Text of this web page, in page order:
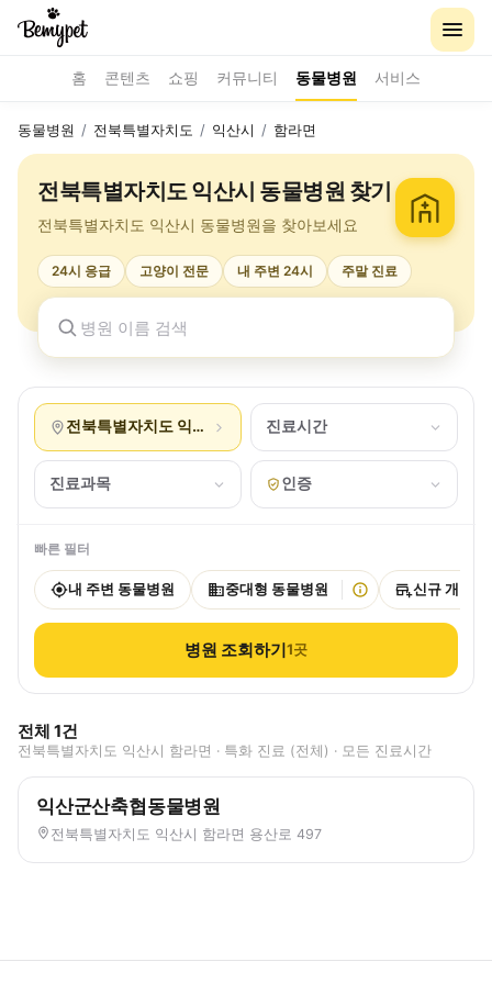
홈 콘텐츠 쇼핑 커뮤니티 동물병원 서비스
동물병원 / 전북특별자치도 / 익산시 / 함라면
전북특별자치도 익산시 동물병원 찾기
전북특별자치도 익산시 동물병원을 찾아보세요
24시 응급 고양이 전문 내 주변 24시 주말 진료
전북특별자치도 익산시 함라면진료시간
진료과목 인증
빠른 필터
내 주변 동물병원 중대형 동물병원 신규 개원
병원 조회하기1곳
전체 1건
전북특별자치도 익산시 함라면 · 특화 진료 (전체) · 모든 진료시간
익산군산축협동물병원
전북특별자치도 익산시 함라면 용산로 497